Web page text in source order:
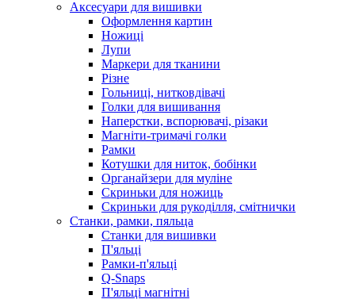
Аксесуари для вишивки
Оформлення картин
Ножиці
Лупи
Маркери для тканини
Різне
Гольниці, нитковдівачі
Голки для вишивання
Наперстки, вспорювачі, різаки
Магніти-тримачі голки
Рамки
Котушки для ниток, бобінки
Органайзери для муліне
Скриньки для ножиць
Скриньки для рукоділля, смітнички
Станки, рамки, пяльца
Станки для вишивки
П'яльці
Рамки-п'яльці
Q-Snaps
П'яльці магнітні